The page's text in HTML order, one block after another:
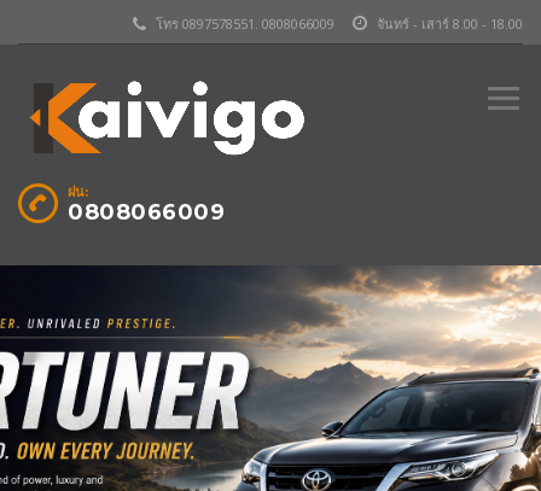
จันทร์ - เสาร์ 8.00 - 18.00
โทร 0897578551. 0808066009
ฝน:
0808066009